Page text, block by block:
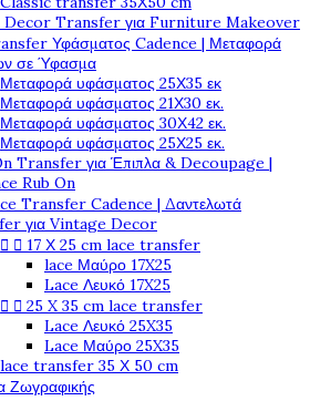
Decor Transfer για Furniture Makeover
Υφάσματος Cadence | Μεταφορά
σε Ύφασμα
Μεταφορά υφάσματος 25Χ35 εκ
Μεταφορά υφάσματος 21Χ30 εκ.
Μεταφορά υφάσματος 30Χ42 εκ.
Μεταφορά υφάσματος 25Χ25 εκ.
Transfer για Έπιπλα & Decoupage |
Rub On
Transfer Cadence | Δαντελωτά
για Vintage Decor
  17 Χ 25 cm lace transfer
lace Μαύρο 17X25
Lace Λευκό 17X25
  25 X 35 cm lace transfer
Lace Λευκό 25X35
Lace Μαύρο 25X35
lace transfer 35 Χ 50 cm
Ζωγραφικής